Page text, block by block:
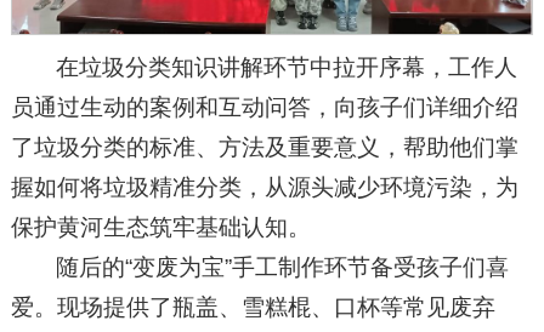
在垃圾分类知识讲解环节中拉开序幕，工作人
员通过生动的案例和互动问答，向孩子们详细介绍
了垃圾分类的标准、方法及重要意义，帮助他们掌
握如何将垃圾精准分类，从源头减少环境污染，为
保护黄河生态筑牢基础认知。
随后的“变废为宝”手工制作环节备受孩子们喜
爱。现场提供了瓶盖、雪糕棍、口杯等常见废弃